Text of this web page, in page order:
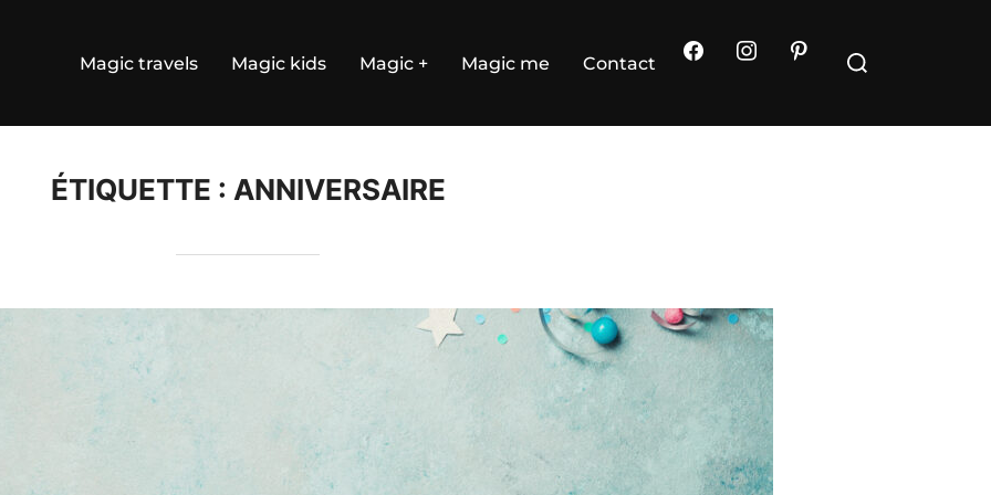
Magic travels Magic kids Magic + Magic me Contact
Rechercher :
ÉTIQUETTE : ANNIVERSAIRE